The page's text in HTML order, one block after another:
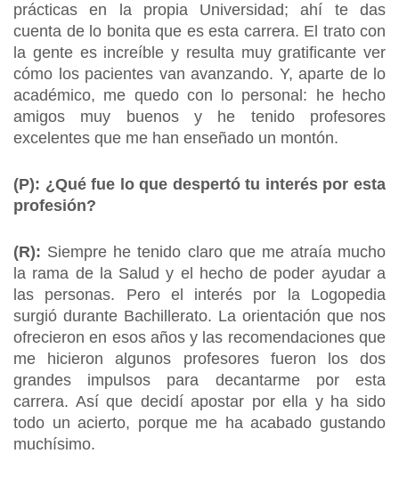
prácticas en la propia Universidad; ahí te das
cuenta de lo bonita que es esta carrera. El trato con
la gente es increíble y resulta muy gratificante ver
cómo los pacientes van avanzando. Y, aparte de lo
académico, me quedo con lo personal: he hecho
amigos muy buenos y he tenido profesores
excelentes que me han enseñado un montón.
(P): ¿Qué fue lo que despertó tu interés por esta
profesión?
(R): Siempre he tenido claro que me atraía mucho
la rama de la Salud y el hecho de poder ayudar a
las personas. Pero el interés por la Logopedia
surgió durante Bachillerato. La orientación que nos
ofrecieron en esos años y las recomendaciones que
me hicieron algunos profesores fueron los dos
grandes impulsos para decantarme por esta
carrera. Así que decidí apostar por ella y ha sido
todo un acierto, porque me ha acabado gustando
muchísimo.